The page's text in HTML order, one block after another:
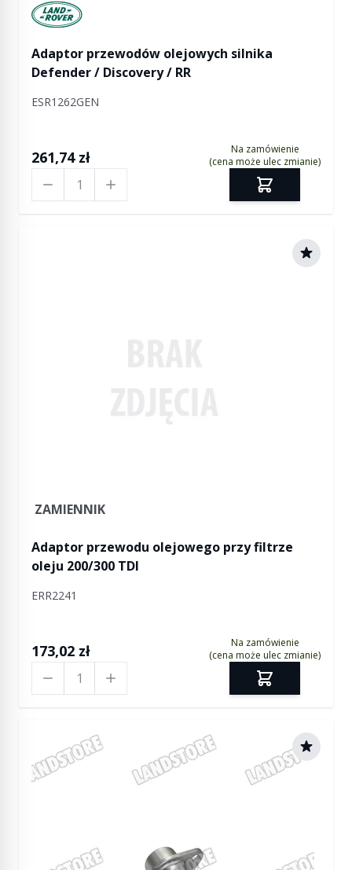
Manufactured by Land rover
Adaptor przewodów olejowych silnika
Defender / Discovery / RR
ESR1262GEN
261,74 zł
Na zamówienie
(cena może ulec zmianie)
ZAMIENNIK
Adaptor przewodu olejowego przy filtrze
oleju 200/300 TDI
ERR2241
173,02 zł
Na zamówienie
(cena może ulec zmianie)